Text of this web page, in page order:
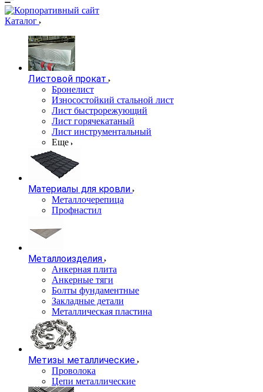
Каталог
Листовой прокат
Бронелист
Износостойкий стальной лист
Лист быстрорежующий
Лист горячекатаный
Лист инструментальный
Еще
Материалы для кровли
Металлочерепица
Профнастил
Металлоизделия
Анкерная плита
Анкерные тяги
Болты фундаментные
Закладные детали
Металлическая пластина
Метизы металлические
Проволока
Цепи металлические